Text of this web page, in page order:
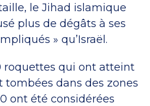
le Jihad islamique
plus de dégâts à ses
» qu’Israël.
roquettes qui ont atteint
tombées dans des zones
ont été considérées